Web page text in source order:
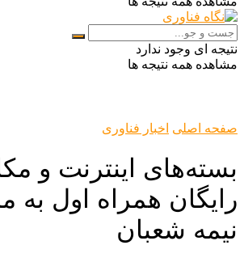
نتیجه ای وجود ندارد
مشاهده همه نتیجه ها
صفحه اصلی اخبار فناوری
بسته‌های اینترنت و
رایگان همراه اول به
نیمه شعبان